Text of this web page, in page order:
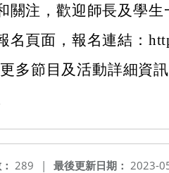
關注，歡迎師長及學生
名頁面，報名連結：
多節目及活動詳細資
最後更新日期： 2023-
289 |